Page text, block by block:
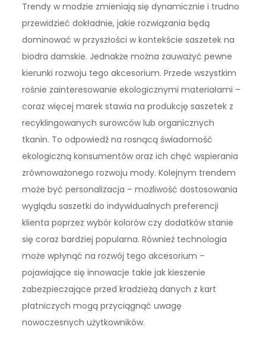
Trendy w modzie zmieniają się dynamicznie i trudno
przewidzieć dokładnie, jakie rozwiązania będą
dominować w przyszłości w kontekście saszetek na
biodra damskie. Jednakże można zauważyć pewne
kierunki rozwoju tego akcesorium. Przede wszystkim
rośnie zainteresowanie ekologicznymi materiałami –
coraz więcej marek stawia na produkcję saszetek z
recyklingowanych surowców lub organicznych
tkanin. To odpowiedź na rosnącą świadomość
ekologiczną konsumentów oraz ich chęć wspierania
zrównoważonego rozwoju mody. Kolejnym trendem
może być personalizacja – możliwość dostosowania
wyglądu saszetki do indywidualnych preferencji
klienta poprzez wybór kolorów czy dodatków stanie
się coraz bardziej popularna. Również technologia
może wpłynąć na rozwój tego akcesorium –
pojawiające się innowacje takie jak kieszenie
zabezpieczające przed kradzieżą danych z kart
płatniczych mogą przyciągnąć uwagę
nowoczesnych użytkowników.